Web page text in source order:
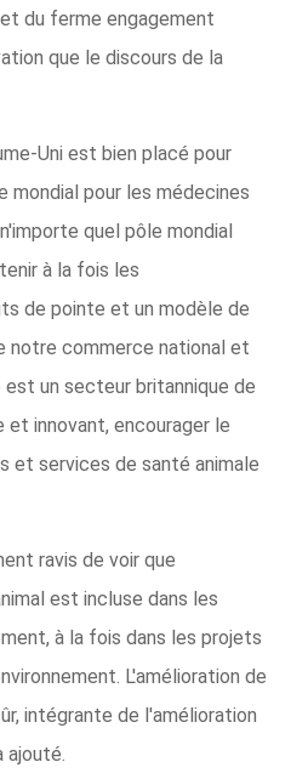
du ferme engagement
que le discours de la
Uni est bien placé pour
pour les médecines
quel pôle mondial
à la fois les
de pointe et un modèle de
notre commerce national et
un secteur britannique de
et innovant, encourager le
et services de santé animale
ravis de voir que
est incluse dans les
à la fois dans les projets
L'amélioration de
intégrante de l'amélioration
ajouté.